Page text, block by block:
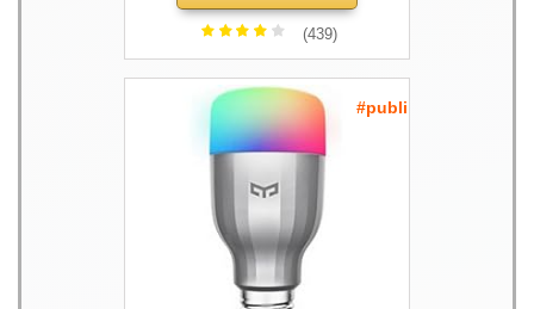
(439)
#publi